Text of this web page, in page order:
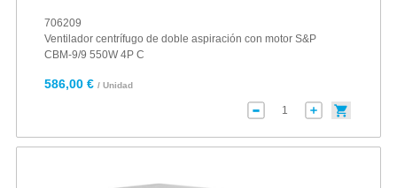
706209
Ventilador centrífugo de doble aspiración con motor S&P
CBM-9/9 550W 4P C
586,00 € / Unidad